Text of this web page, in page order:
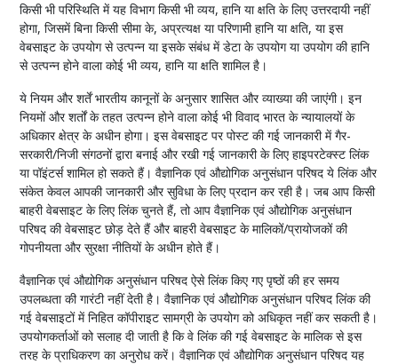
किसी भी परिस्थिति में यह विभाग किसी भी व्यय, हानि या क्षति के लिए उत्तरदायी नहीं
होगा, जिसमें बिना किसी सीमा के, अप्रत्यक्ष या परिणामी हानि या क्षति, या इस
वेबसाइट के उपयोग से उत्पन्न या इसके संबंध में डेटा के उपयोग या उपयोग की हानि
से उत्पन्न होने वाला कोई भी व्यय, हानि या क्षति शामिल है।
ये नियम और शर्तें भारतीय कानूनों के अनुसार शासित और व्याख्या की जाएंगी। इन
नियमों और शर्तों के तहत उत्पन्न होने वाला कोई भी विवाद भारत के न्यायालयों के
अधिकार क्षेत्र के अधीन होगा। इस वेबसाइट पर पोस्ट की गई जानकारी में गैर-
सरकारी/निजी संगठनों द्वारा बनाई और रखी गई जानकारी के लिए हाइपरटेक्स्ट लिंक
या पॉइंटर्स शामिल हो सकते हैं। वैज्ञानिक एवं औद्योगिक अनुसंधान परिषद ये लिंक और
संकेत केवल आपकी जानकारी और सुविधा के लिए प्रदान कर रही है। जब आप किसी
बाहरी वेबसाइट के लिए लिंक चुनते हैं, तो आप वैज्ञानिक एवं औद्योगिक अनुसंधान
परिषद की वेबसाइट छोड़ देते हैं और बाहरी वेबसाइट के मालिकों/प्रायोजकों की
गोपनीयता और सुरक्षा नीतियों के अधीन होते हैं।
वैज्ञानिक एवं औद्योगिक अनुसंधान परिषद ऐसे लिंक किए गए पृष्ठों की हर समय
उपलब्धता की गारंटी नहीं देती है। वैज्ञानिक एवं औद्योगिक अनुसंधान परिषद लिंक की
गई वेबसाइटों में निहित कॉपीराइट सामग्री के उपयोग को अधिकृत नहीं कर सकती है।
उपयोगकर्ताओं को सलाह दी जाती है कि वे लिंक की गई वेबसाइट के मालिक से इस
तरह के प्राधिकरण का अनुरोध करें। वैज्ञानिक एवं औद्योगिक अनुसंधान परिषद यह